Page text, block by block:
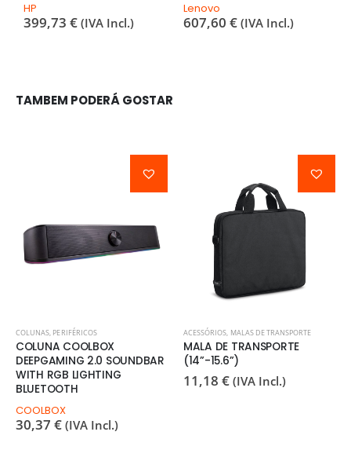
HP
399,73 € (IVA Incl.)
Lenovo
607,60 € (IVA Incl.)
TAMBEM PODERÁ GOSTAR
COLUNAS, PERIFÉRICOS
COLUNA COOLBOX
DEEPGAMING 2.0 SOUNDBAR
WITH RGB LIGHTING
BLUETOOTH
COOLBOX
30,37 € (IVA Incl.)
ACESSÓRIOS, MALAS DE TRANSPORTE
MALA DE TRANSPORTE
(14”-15.6”)
11,18 € (IVA Incl.)